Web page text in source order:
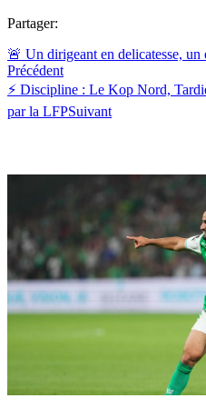
Partager:
🚨 Un dirigeant en delicatesse, un
Précédent
⚡ Discipline : Le Kop Nord,
par la LFPSuivant